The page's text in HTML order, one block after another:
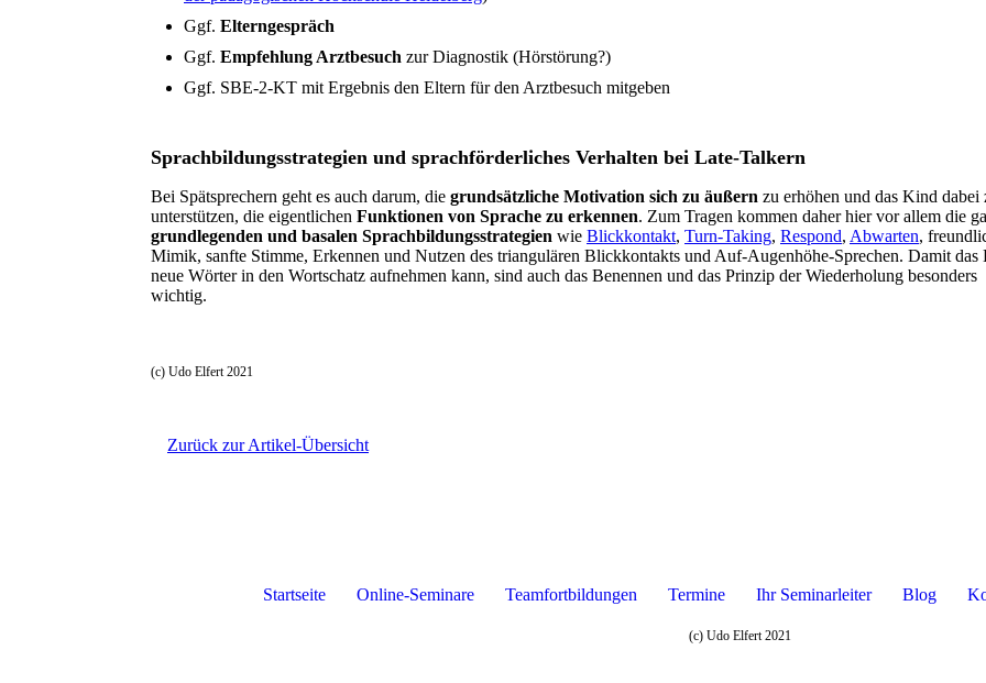
Ggf. Elterngespräch
Ggf. Empfehlung Arztbesuch zur Diagnostik (Hörstörung?)
Ggf. SBE-2-KT mit Ergebnis den Eltern für den Arztbesuch mitgeben
Sprachbildungsstrategien und sprachförderliches Verhalten bei Late-Talkern
Bei Spätsprechern geht es auch darum, die grundsätzliche Motivation sich zu äußern zu erhöhen und das Kind dabei
unterstützen, die eigentlichen Funktionen von Sprache zu erkennen. Zum Tragen kommen daher hier vor allem die
grundlegenden und basalen Sprachbildungsstrategien wie Blickkontakt, Turn-Taking, Respond, Abwarten,
Mimik, sanfte Stimme, Erkennen und Nutzen des triangulären Blickkontakts und Auf-Augenhöhe-Sprechen. Damit das
neue Wörter in den Wortschatz aufnehmen kann, sind auch das Benennen und das Prinzip der Wiederholung besonders
wichtig.
(c) Udo Elfert 2021
Zurück zur Artikel-Übersicht
Startseite Online-Seminare Teamfortbildungen Termine Ihr Seminarleiter Blog
(c) Udo Elfert 2021